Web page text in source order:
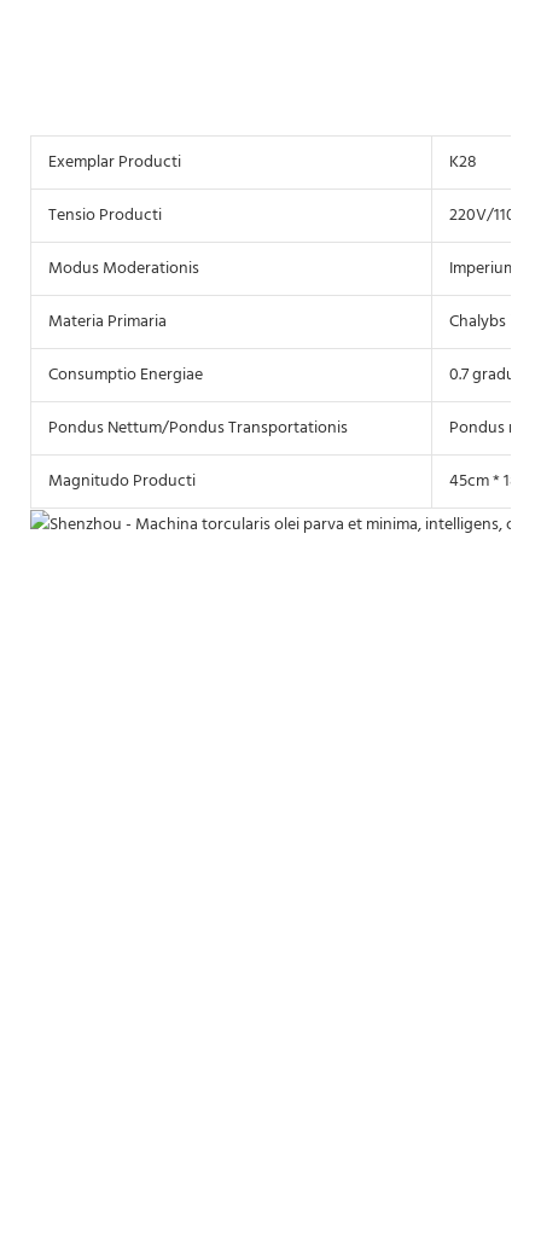
Exemplar Producti
K28
Tensio Producti
220V/110V
Modus Moderationis
Imperium
Materia Primaria
Chalybs
Consumptio Energiae
0.7 gradus
Pondus Nettum/Pondus Transportationis
Pondus
Magnitudo Producti
45cm *